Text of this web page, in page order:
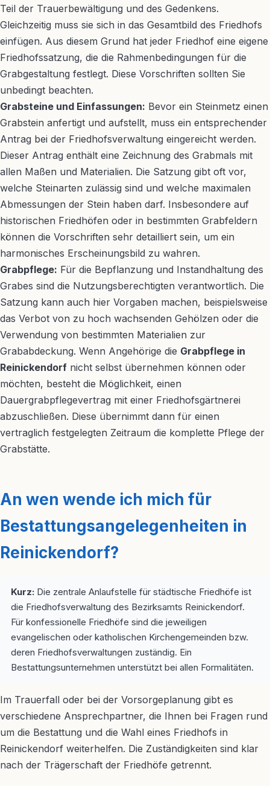
Teil der Trauerbewältigung und des Gedenkens.
Gleichzeitig muss sie sich in das Gesamtbild des Friedhofs
einfügen. Aus diesem Grund hat jeder Friedhof eine eigene
Friedhofssatzung, die die Rahmenbedingungen für die
Grabgestaltung festlegt. Diese Vorschriften sollten Sie
unbedingt beachten.
Grabsteine und Einfassungen: Bevor ein Steinmetz einen
Grabstein anfertigt und aufstellt, muss ein entsprechender
Antrag bei der Friedhofsverwaltung eingereicht werden.
Dieser Antrag enthält eine Zeichnung des Grabmals mit
allen Maßen und Materialien. Die Satzung gibt oft vor,
welche Steinarten zulässig sind und welche maximalen
Abmessungen der Stein haben darf. Insbesondere auf
historischen Friedhöfen oder in bestimmten Grabfeldern
können die Vorschriften sehr detailliert sein, um ein
harmonisches Erscheinungsbild zu wahren.
Grabpflege: Für die Bepflanzung und Instandhaltung des
Grabes sind die Nutzungsberechtigten verantwortlich. Die
Satzung kann auch hier Vorgaben machen, beispielsweise
das Verbot von zu hoch wachsenden Gehölzen oder die
Verwendung von bestimmten Materialien zur
Grababdeckung. Wenn Angehörige die Grabpflege in
Reinickendorf nicht selbst übernehmen können oder
möchten, besteht die Möglichkeit, einen
Dauergrabpflegevertrag mit einer Friedhofsgärtnerei
abzuschließen. Diese übernimmt dann für einen
vertraglich festgelegten Zeitraum die komplette Pflege der
Grabstätte.
An wen wende ich mich für
Bestattungsangelegenheiten in
Reinickendorf?
Kurz: Die zentrale Anlaufstelle für städtische Friedhöfe ist
die Friedhofsverwaltung des Bezirksamts Reinickendorf.
Für konfessionelle Friedhöfe sind die jeweiligen
evangelischen oder katholischen Kirchengemeinden bzw.
deren Friedhofsverwaltungen zuständig. Ein
Bestattungsunternehmen unterstützt bei allen Formalitäten.
Im Trauerfall oder bei der Vorsorgeplanung gibt es
verschiedene Ansprechpartner, die Ihnen bei Fragen rund
um die Bestattung und die Wahl eines Friedhofs in
Reinickendorf weiterhelfen. Die Zuständigkeiten sind klar
nach der Trägerschaft der Friedhöfe getrennt.